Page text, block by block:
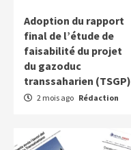
Adoption du rapport
final de l’étude de
faisabilité du projet
du gazoduc
transsaharien (TSGP)
2 mois ago Rédaction